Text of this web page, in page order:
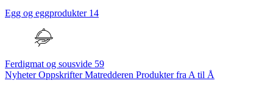
Egg og eggprodukter 14
Ferdigmat og sousvide 59
NyheterOppskrifterMatredderen Produkter fra A til Å